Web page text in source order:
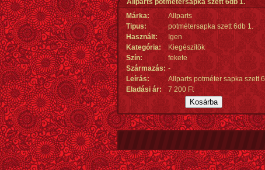
Allparts potmétersapka szett 6db 1.
Márka:
Allparts
Tipus:
potmétersapka szett 6db 1.
Használt:
Igen
Kategória:
Kiegészítők
Szín:
fekete
Származás: -
Leírás:
Allparts potméter sapka szett
Eladási ár:
7 200 Ft